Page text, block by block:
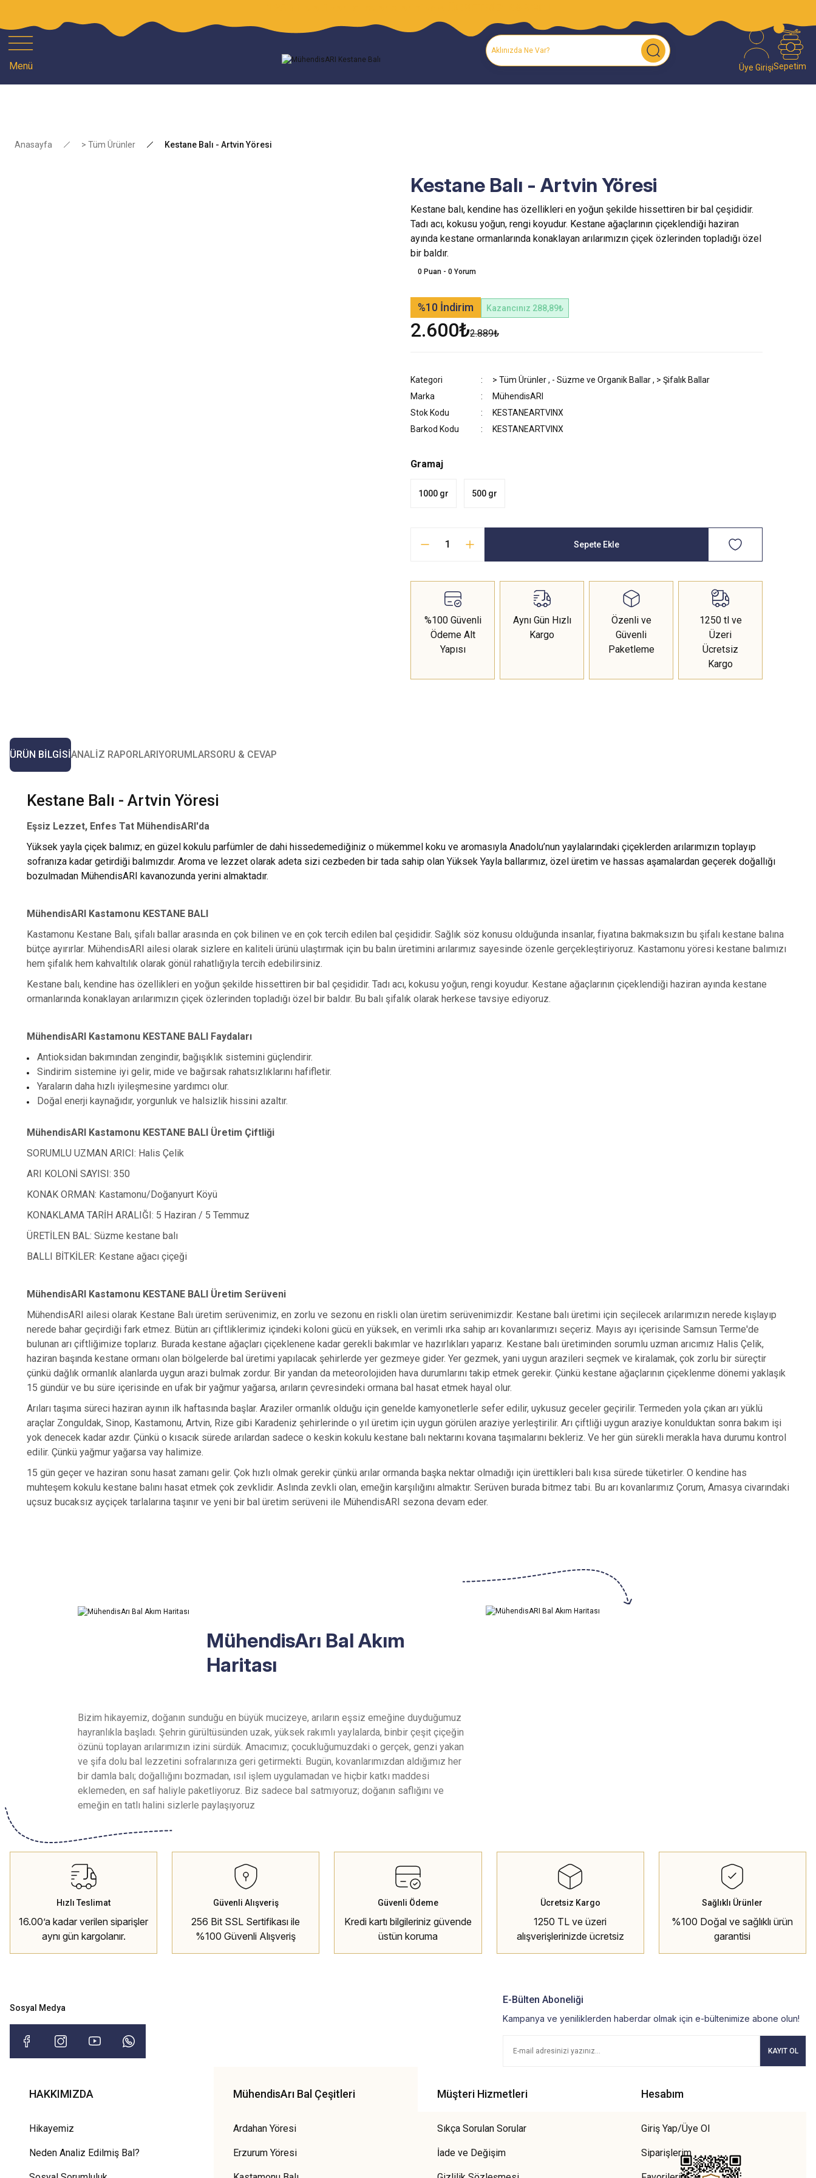
Menü Üye GirişiSepetim
Anasayfa > Tüm Ürünler Kestane Balı - Artvin Yöresi
Kestane Balı - Artvin Yöresi
Kestane balı, kendine has özellikleri en yoğun şekilde hissettiren bir bal çeşididir.
Tadı acı, kokusu yoğun, rengi koyudur. Kestane ağaçlarının çiçeklendiği haziran
ayında kestane ormanlarında konaklayan arılarımızın çiçek özlerinden topladığı özel
bir baldır.
0 Puan - 0 Yorum
%10 İndirim Kazancınız 288,89₺
2.600₺2.889₺
Kategori > Tüm Ürünler, - Süzme ve Organik Ballar, > Şifalık Ballar
Marka
MühendisARI
Stok Kodu
KESTANEARTVINX
Barkod Kodu
KESTANEARTVINX
Gramaj
1000 gr 500 gr
Sepete Ekle
%100 Güvenli
Ödeme Alt
Yapısı
Aynı Gün Hızlı
Kargo
Özenli ve
Güvenli
Paketleme
1250 tl ve
Üzeri
Ücretsiz
Kargo
ÜRÜN BILGISIANALIZ RAPORLARIYORUMLARSORU & CEVAP
Kestane Balı - Artvin Yöresi
Eşsiz Lezzet, Enfes Tat MühendisARI'da
Yüksek yayla çiçek balımız; en güzel kokulu parfümler de dahi hissedemediğiniz o mükemmel koku ve aromasıyla Anadolu’nun yaylalarındaki çiçeklerden arılarımızın toplayıp
sofranıza kadar getirdiği balımızdır. Aroma ve lezzet olarak adeta sizi cezbeden bir tada sahip olan Yüksek Yayla ballarımız, özel üretim ve hassas aşamalardan geçerek doğallığı
bozulmadan MühendisARI kavanozunda yerini almaktadır.
MühendisARI Kastamonu KESTANE BALI
Kastamonu Kestane Balı, şifalı ballar arasında en çok bilinen ve en çok tercih edilen bal çeşididir. Sağlık söz konusu olduğunda insanlar, fiyatına bakmaksızın bu şifalı kestane balına
bütçe ayırırlar. MühendisARI ailesi olarak sizlere en kaliteli ürünü ulaştırmak için bu balın üretimini arılarımız sayesinde özenle gerçekleştiriyoruz. Kastamonu yöresi kestane balımızı
hem şifalık hem kahvaltılık olarak gönül rahatlığıyla tercih edebilirsiniz.
Kestane balı, kendine has özellikleri en yoğun şekilde hissettiren bir bal çeşididir. Tadı acı, kokusu yoğun, rengi koyudur. Kestane ağaçlarının çiçeklendiği haziran ayında kestane
ormanlarında konaklayan arılarımızın çiçek özlerinden topladığı özel bir baldır. Bu balı şifalık olarak herkese tavsiye ediyoruz.
MühendisARI Kastamonu KESTANE BALI Faydaları
Antioksidan bakımından zengindir, bağışıklık sistemini güçlendirir.
Sindirim sistemine iyi gelir, mide ve bağırsak rahatsızlıklarını hafifletir.
Yaraların daha hızlı iyileşmesine yardımcı olur.
Doğal enerji kaynağıdır, yorgunluk ve halsizlik hissini azaltır.
MühendisARI Kastamonu KESTANE BALI Üretim Çiftliği
SORUMLU UZMAN ARICI: Halis Çelik
ARI KOLONİ SAYISI: 350
KONAK ORMAN: Kastamonu/Doğanyurt Köyü
KONAKLAMA TARİH ARALIĞI: 5 Haziran / 5 Temmuz
ÜRETİLEN BAL: Süzme kestane balı
BALLI BİTKİLER: Kestane ağacı çiçeği
MühendisARI Kastamonu KESTANE BALI Üretim Serüveni
MühendisARI ailesi olarak Kestane Balı üretim serüvenimiz, en zorlu ve sezonu en riskli olan üretim serüvenimizdir. Kestane balı üretimi için seçilecek arılarımızın nerede kışlayıp
nerede bahar geçirdiği fark etmez. Bütün arı çiftliklerimiz içindeki koloni gücü en yüksek, en verimli ırka sahip arı kovanlarımızı seçeriz. Mayıs ayı içerisinde Samsun Terme'de
bulunan arı çiftliğimize toplarız. Burada kestane ağaçları çiçeklenene kadar gerekli bakımlar ve hazırlıkları yaparız. Kestane balı üretiminden sorumlu uzman arıcımız Halis Çelik,
haziran başında kestane ormanı olan bölgelerde bal üretimi yapılacak şehirlerde yer gezmeye gider. Yer gezmek, yani uygun arazileri seçmek ve kiralamak, çok zorlu bir süreçtir
çünkü dağlık ormanlık alanlarda uygun arazi bulmak zordur. Bir yandan da meteorolojiden hava durumlarını takip etmek gerekir. Çünkü kestane ağaçlarının çiçeklenme dönemi yaklaşık
15 gündür ve bu süre içerisinde en ufak bir yağmur yağarsa, arıların çevresindeki ormana bal hasat etmek hayal olur.
Arıları taşıma süreci haziran ayının ilk haftasında başlar. Araziler ormanlık olduğu için genelde kamyonetlerle sefer edilir, uykusuz geceler geçirilir. Termeden yola çıkan arı yüklü
araçlar Zonguldak, Sinop, Kastamonu, Artvin, Rize gibi Karadeniz şehirlerinde o yıl üretim için uygun görülen araziye yerleştirilir. Arı çiftliği uygun araziye konulduktan sonra bakım işi
yok denecek kadar azdır. Çünkü o kısacık sürede arılardan sadece o keskin kokulu kestane balı nektarını kovana taşımalarını bekleriz. Ve her gün sürekli merakla hava durumu kontrol
edilir. Çünkü yağmur yağarsa vay halimize.
15 gün geçer ve haziran sonu hasat zamanı gelir. Çok hızlı olmak gerekir çünkü arılar ormanda başka nektar olmadığı için ürettikleri balı kısa sürede tüketirler. O kendine has
muhteşem kokulu kestane balını hasat etmek çok zevklidir. Aslında zevkli olan, emeğin karşılığını almaktır. Serüven burada bitmez tabi. Bu arı kovanlarımız Çorum, Amasya civarındaki
uçsuz bucaksız ayçiçek tarlalarına taşınır ve yeni bir bal üretim serüveni ile MühendisARI sezona devam eder.
MühendisArı Bal Akım
Haritası
Bizim hikayemiz, doğanın sunduğu en büyük mucizeye, arıların eşsiz emeğine duyduğumuz
hayranlıkla başladı. Şehrin gürültüsünden uzak, yüksek rakımlı yaylalarda, binbir çeşit çiçeğin
özünü toplayan arılarımızın izini sürdük. Amacımız; çocukluğumuzdaki o gerçek, genzi yakan
ve şifa dolu bal lezzetini sofralarınıza geri getirmekti. Bugün, kovanlarımızdan aldığımız her
bir damla balı; doğallığını bozmadan, ısıl işlem uygulamadan ve hiçbir katkı maddesi
eklemeden, en saf haliyle paketliyoruz. Biz sadece bal satmıyoruz; doğanın saflığını ve
emeğin en tatlı halini sizlerle paylaşıyoruz
Hızlı Teslimat
16.00’a kadar verilen siparişler
aynı gün kargolanır.
Güvenli Alışveriş
256 Bit SSL Sertifikası ile
%100 Güvenli Alışveriş
Güvenli Ödeme
Kredi kartı bilgileriniz güvende
üstün koruma
Ücretsiz Kargo
1250 TL ve üzeri
alışverişlerinizde ücretsiz
kargo
Sağlıklı Ürünler
%100 Doğal ve sağlıklı ürün
garantisi
Sosyal Medya
E-Bülten Aboneliği
Kampanya ve yeniliklerden haberdar olmak için e-bültenimize abone olun!
KAYIT OL
HAKKIMIZDA
Hikayemiz
Neden Analiz Edilmiş Bal?
MühendisArı Bal Çeşitleri
Ardahan Yöresi
Erzurum Yöresi
Müşteri Hizmetleri
Sıkça Sorulan Sorular
İade ve Değişim
Hesabım
Giriş Yap/Üye Ol
Siparişlerim